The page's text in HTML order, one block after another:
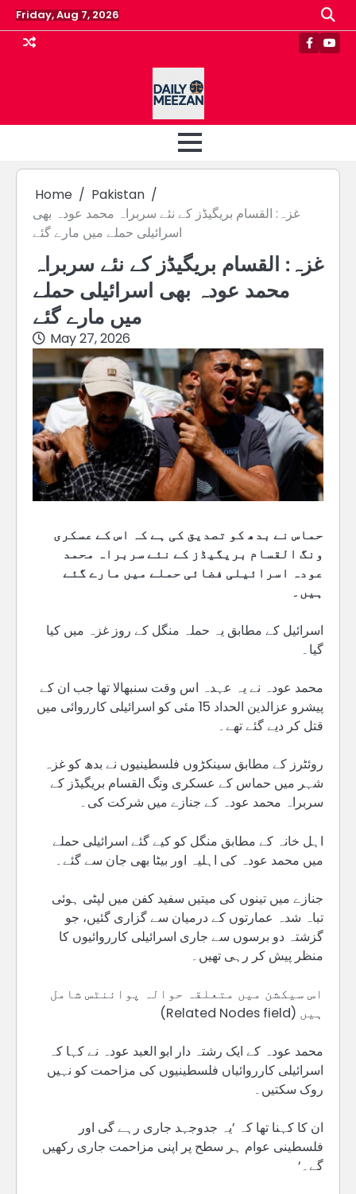
Skip
to
content
Friday, Aug 7, 2026
Home
Pakistan
غزہ: القسام بریگیڈز کے نئے سربراہ محمد عودہ بھی
اسرائیلی حملے میں مارے گئے
غزہ: القسام بریگیڈز کے نئے سربراہ
محمد عودہ بھی اسرائیلی حملے
میں مارے گئے
May 27, 2026
حماس نے بدھ کو تصدیق کی ہے کہ اس کے عسکری
ونگ القسام بریگیڈز کے نئے سربراہ محمد
عودہ اسرائیلی فضائی حملے میں مارے گئے
ہیں۔
اسرائیل کے مطابق یہ حملہ منگل کے روز غزہ میں کیا
گیا۔
محمد عودہ نے یہ عہدہ اس وقت سنبھالا تھا جب ان کے
پیشرو عزالدین الحداد 15 مئی کو اسرائیلی کارروائی میں
قتل کر دیے گئے تھے۔
روئٹرز کے مطابق سینکڑوں فلسطینیوں نے بدھ کو غزہ
شہر میں حماس کے عسکری ونگ القسام بریگیڈز کے
سربراہ محمد عودہ کے جنازے میں شرکت کی۔
اہل خانہ کے مطابق منگل کو کیے گئے اسرائیلی حملے
میں محمد عودہ کی اہلیہ اور بیٹا بھی جان سے گئے۔
جنازے میں تینوں کی میتیں سفید کفن میں لپٹی ہوئی
تباہ شدہ عمارتوں کے درمیان سے گزاری گئیں، جو
گزشتہ دو برسوں سے جاری اسرائیلی کارروائیوں کا
منظر پیش کر رہی تھیں۔
اس سیکشن میں متعلقہ حوالہ پوائنٹس شامل
ہیں (Related Nodes field)
محمد عودہ کے ایک رشتہ دار ابو العبد عودہ نے کہا کہ
اسرائیلی کارروائیاں فلسطینیوں کی مزاحمت کو نہیں
روک سکتیں۔
ان کا کہنا تھا کہ ’یہ جدوجہد جاری رہے گی اور
فلسطینی عوام ہر سطح پر اپنی مزاحمت جاری رکھیں
گے۔‘